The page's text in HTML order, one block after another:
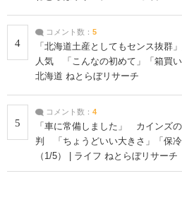
4
コメント数： 5
「北海道土産としてもセンス抜群
人気 「こんなの初めて」「箱買い
北海道 ねとらぼリサーチ
5
コメント数： 4
「車に常備しました」 カインズ
判 「ちょうどいい大きさ」「保冷
（1/5） | ライフ ねとらぼリサーチ